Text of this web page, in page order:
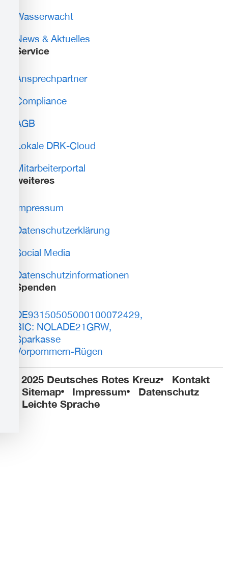
Wasserwacht
News & Aktuelles
Service
Ansprechpartner
Compliance
AGB
Lokale DRK-Cloud
Mitarbeiterportal
weiteres
Impressum
Datenschutzerklärung
Social Media
Datenschutzinformationen
Spenden
DE93150505000100072429,
BIC: NOLADE21GRW,
Sparkasse
Vorpommern-Rügen
© 2025 Deutsches Rotes Kreuz
Kontakt
Sitemap
Impressum
Datenschutz
Leichte Sprache